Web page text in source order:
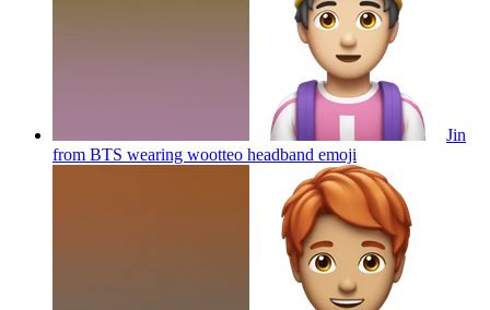
Jin
from BTS wearing wootteo headband emoji